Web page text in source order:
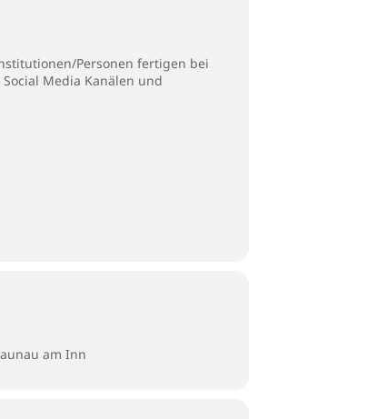
Personen fertigen bei
Media Kanälen und
am Inn